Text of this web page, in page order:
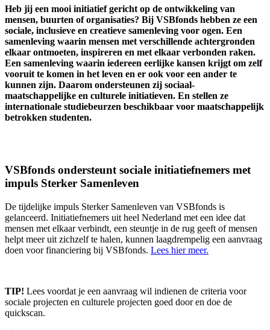
Heb jij een mooi initiatief gericht op de ontwikkeling van
mensen, buurten of organisaties? Bij VSBfonds hebben ze een
sociale, inclusieve en creatieve samenleving voor ogen. Een
samenleving waarin mensen met verschillende achtergronden
elkaar ontmoeten, inspireren en met elkaar verbonden raken.
Een samenleving waarin iedereen eerlijke kansen krijgt om zelf
vooruit te komen in het leven en er ook voor een ander te
kunnen zijn. Daarom ondersteunen zij sociaal-
maatschappelijke en culturele initiatieven. En stellen ze
internationale studiebeurzen beschikbaar voor maatschappelijk
betrokken studenten.
VSBfonds ondersteunt sociale initiatiefnemers met
impuls Sterker Samenleven
De tijdelijke impuls Sterker Samenleven van VSBfonds is
gelanceerd. Initiatiefnemers uit heel Nederland met een idee dat
mensen met elkaar verbindt, een steuntje in de rug geeft of mensen
helpt meer uit zichzelf te halen, kunnen laagdrempelig een aanvraag
doen voor financiering bij VSBfonds. Lees hier meer.
TIP! Lees voordat je een aanvraag wil indienen de criteria voor
sociale projecten en culturele projecten goed door en doe de
quickscan.